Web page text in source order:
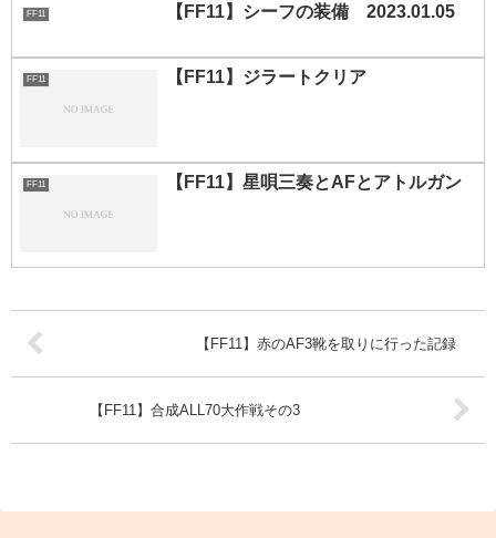
FF11 【FF11】シーフの装備 2023.01.05
FF11 【FF11】ジラートクリア
FF11 【FF11】星唄三奏とAFとアトルガン
【FF11】赤のAF3靴を取りに行った記録
【FF11】合成ALL70大作戦その3